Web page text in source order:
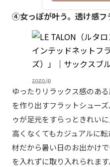
④女っぽが叶う。透け感フ
zozo.jp
ゆったりリラックス感のあ
を作り出すフラットシュー
ゥが足元をすらっときれい
高くなくてもカジュアルに
材だから暑い日のお出かけ
を入れずに取り入れられます